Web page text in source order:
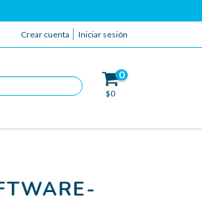
Crear cuenta Iniciar sesión
0
$0